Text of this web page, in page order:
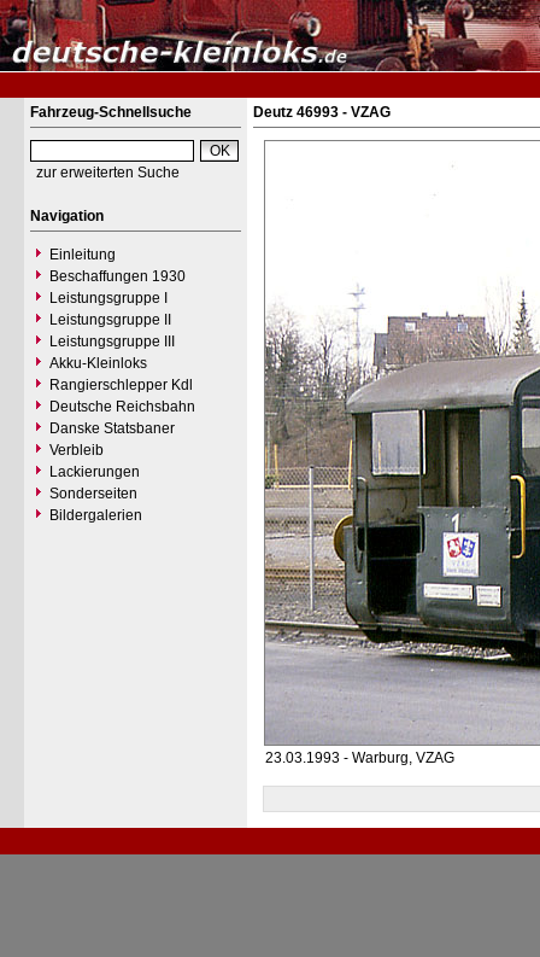
Fahrzeug-Schnellsuche
zur erweiterten Suche
Navigation
Einleitung
Beschaffungen 1930
Leistungsgruppe I
Leistungsgruppe II
Leistungsgruppe III
Akku-Kleinloks
Rangierschlepper Kdl
Deutsche Reichsbahn
Danske Statsbaner
Verbleib
Lackierungen
Sonderseiten
Bildergalerien
Deutz 46993 - VZAG
23.03.1993 - Warburg, VZAG